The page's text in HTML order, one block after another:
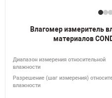
Влагомер измеритель
материалов
Диапазон измерения относительной
влажности
Разрешение (шаг измерения)
влажности